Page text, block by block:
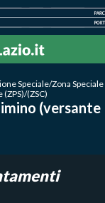
Speciale/Zona Speciale
(ZSC)
(versante